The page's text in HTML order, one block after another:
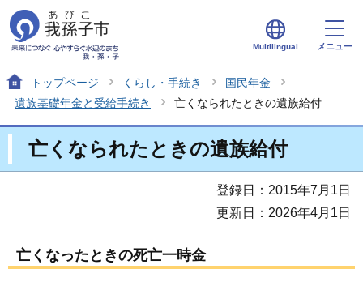
Multilingual メニュー
トップページ くらし・手続き
国民年金
遺族基礎年金と受給手続き
亡くなられたときの遺族給付
亡くなられたときの遺族給付
登録日：2015年7月1日
更新日：2026年4月1日
亡くなったときの死亡一時金